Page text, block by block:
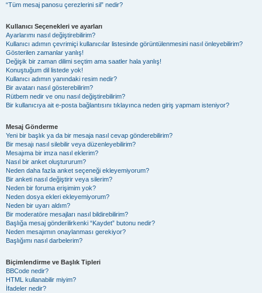
“Tüm mesaj panosu çerezlerini sil” nedir?
Kullanıcı Seçenekleri ve ayarları
Ayarlarımı nasıl değiştirebilirim?
Kullanıcı adımın çevrimiçi kullanıcılar listesinde görüntülenmesini nasıl önleyebilirim?
Gösterilen zamanlar yanlış!
Değişik bir zaman dilimi seçtim ama saatler hala yanlış!
Konuştuğum dil listede yok!
Kullanıcı adımın yanındaki resim nedir?
Bir avatarı nasıl gösterebilirim?
Rütbem nedir ve onu nasıl değiştirebilirim?
Bir kullanıcıya ait e-posta bağlantısını tıklayınca neden giriş yapmam isteniyor?
Mesaj Gönderme
Yeni bir başlık ya da bir mesaja nasıl cevap gönderebilirim?
Bir mesajı nasıl silebilir veya düzenleyebilirim?
Mesajıma bir imza nasıl eklerim?
Nasıl bir anket oluştururum?
Neden daha fazla anket seçeneği ekleyemiyorum?
Bir anketi nasıl değiştirir veya silerim?
Neden bir foruma erişimim yok?
Neden dosya ekleri ekleyemiyorum?
Neden bir uyarı aldım?
Bir moderatöre mesajları nasıl bildirebilirim?
Başlığa mesaj gönderilirkenki “Kaydet” butonu nedir?
Neden mesajımın onaylanması gerekiyor?
Başlığımı nasıl darbelerim?
Biçimlendirme ve Başlık Tipleri
BBCode nedir?
HTML kullanabilir miyim?
İfadeler nedir?